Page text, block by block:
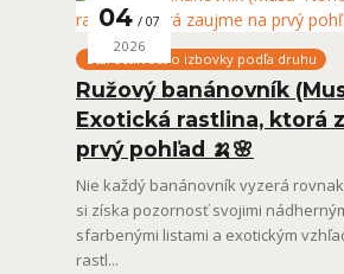
04 07
2026
Starostlivosť o izbovky podľa druhu
Ružový banánovník
Exotická rastlina, ktorá
prvý pohľad 🍌🌸
Nie každý banánovník vyzerá
si získa pozornosť svojimi
sfarbenými listami a exotickým
rastl...